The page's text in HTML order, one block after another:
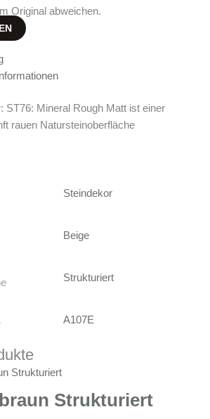
Original abweichen.
ST76: Mineral Rough Matt ist einer
rauen Natursteinoberfläche
Steindekor
Beige
Strukturiert
A107E
Strukturiert